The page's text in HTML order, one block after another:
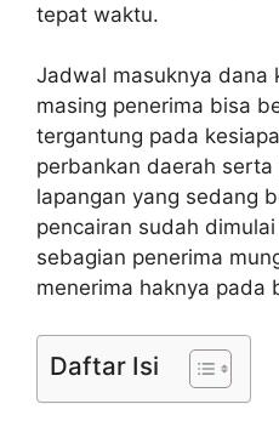
tepat waktu.
Jadwal masuknya dana
masing penerima bisa
tergantung pada
perbankan daerah
lapangan yang sedang
pencairan sudah
sebagian penerima
menerima haknya pada
Daftar Isi